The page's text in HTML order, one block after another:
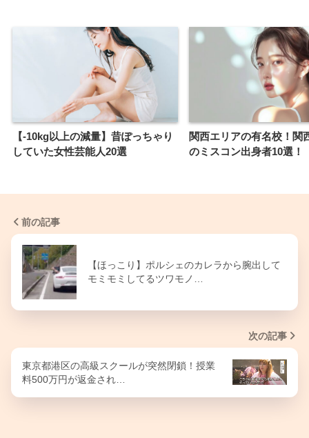
【-10kg以上の減量】昔ぽっちゃり
していた女性芸能人20選
関西エリアの有名校！関
のミスコン出身者10選！
前の記事
【ほっこり】ポルシェのカレラから腕出して
モミモミしてるツワモノ…
次の記事
東京都港区の高級スクールが突然閉鎖！授業
料500万円が返金され…